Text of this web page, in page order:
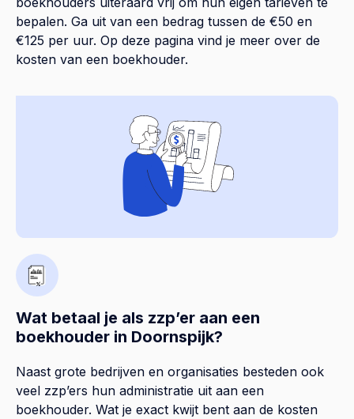
bepalen. Ga uit van een bedrag tussen de €50 en
€125 per uur. Op deze pagina vind je meer over de
kosten van een boekhouder.
Wat betaal je als zzp’er aan een
boekhouder in Doornspijk?
Naast grote bedrijven en organisaties besteden ook
veel zzp’ers hun administratie uit aan een
boekhouder. Wat je exact kwijt bent aan de kosten